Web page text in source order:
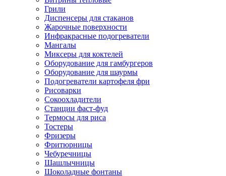
Грили
Диспенсеры для стаканов
Жарочные поверхности
Инфракрасные подогреватели
Мангалы
Миксеры для коктелей
Оборудование для гамбургеров
Оборудование для шаурмы
Подогреватели картофеля фри
Рисоварки
Сокоохладители
Станции фаст-фуд
Термосы для риса
Тостеры
Фризеры
Фритюрницы
Чебуречницы
Шашлычницы
Шоколадные фонтаны